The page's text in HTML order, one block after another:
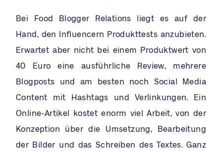
Bei Food Blogger Relations liegt es auf der
Hand, den Influencern Produkttests anzubieten.
Erwartet aber nicht bei einem Produktwert von
40 Euro eine ausführliche Review, mehrere
Blogposts und am besten noch Social Media
Content mit Hashtags und Verlinkungen. Ein
Online-Artikel kostet enorm viel Arbeit, von der
Konzeption über die Umsetzung, Bearbeitung
der Bilder und das Schreiben des Textes. Ganz